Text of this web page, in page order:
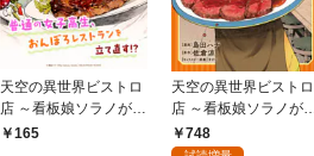
天空の異世界ビストロ
店 ～看板娘ソラノが美
味しい幸せ届けます～
165
天空の異世界ビストロ
店 ～看板娘ソラノが美
味しい幸せ届けます～
1
748